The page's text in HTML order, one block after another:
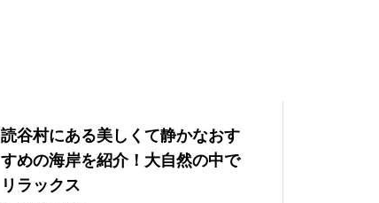
読谷村にある美しくて静かなおす
すめの海岸を紹介！大自然の中で
リラックス